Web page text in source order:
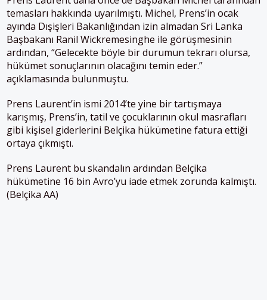
temasları hakkında uyarılmıştı. Michel, Prens’in ocak
ayında Dışişleri Bakanlığından izin almadan Sri Lanka
Başbakanı Ranil Wickremesinghe ile görüşmesinin
ardından, “Gelecekte böyle bir durumun tekrarı olursa,
hükümet sonuçlarının olacağını temin eder.”
açıklamasında bulunmuştu.
Prens Laurent’in ismi 2014’te yine bir tartışmaya
karışmış, Prens’in, tatil ve çocuklarının okul masrafları
gibi kişisel giderlerini Belçika hükümetine fatura ettiği
ortaya çıkmıştı.
Prens Laurent bu skandalın ardından Belçika
hükümetine 16 bin Avro’yu iade etmek zorunda kalmıştı.
(Belçika AA)